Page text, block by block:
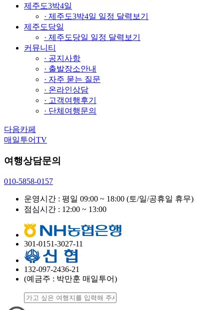
제주도3박4일
· 제주도3박4일 일정 달력보기
제주도당일
· 제주도당일 일정 달력보기
커뮤니티
· 공지사항
· 출발장소안내
· 자주 묻는 질문
· 온라인상담
· 고객여행후기
· 단체여행문의
다음카페
매일투어TV
여행상담문의
010-5858-0157
운영시간 : 평일 09:00 ~ 18:00 (토/일/공휴일 휴무)
점심시간 : 12:00 ~ 13:00
301-0151-3027-11
132-097-2436-21
(예금주 : 박만훈 매일투어)